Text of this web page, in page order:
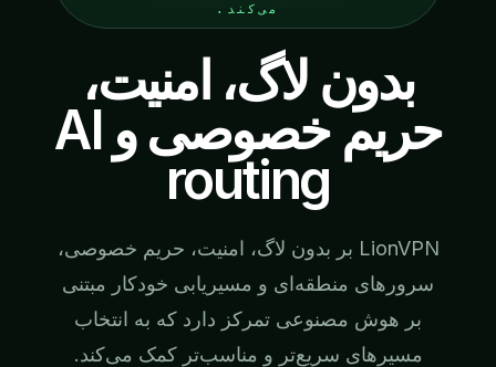
می‌کند.
بدون لاگ، امنیت،
حریم خصوصی و AI
routing
LionVPN بر بدون لاگ، امنیت، حریم خصوصی،
سرورهای منطقه‌ای و مسیریابی خودکار مبتنی
بر هوش مصنوعی تمرکز دارد که به انتخاب
مسیرهای سریع‌تر و مناسب‌تر کمک می‌کند.